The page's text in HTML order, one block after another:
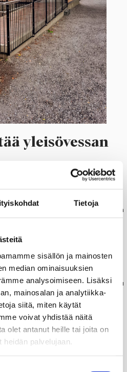
Tietoja
sisällön ja mainosten
median ominaisuuksien
analysoimiseen. Lisäksi
mainosalan ja analytiikka-
siitä, miten käytät
voivat yhdistää näitä
olet antanut heille tai joita on
palvelujaan.
yleisövessan
joista toinen on esteetön WC-
että sisäpuolelta painamalla oven
löytää kuvitusten avulla. Lukitus
avaat oven sisäpuolelta, se
painamalla WC:n vieressä olevaa
Istuin nousee
Huuhtelu ja kuivaus tapahtuvat
vesisuihkut sisältävät saippuaa.
joka viidennen käyttökerran
joista yksi on